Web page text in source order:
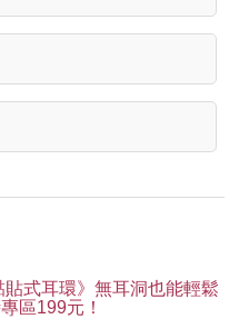
貼式耳環》無耳洞也能輕鬆
區199元！